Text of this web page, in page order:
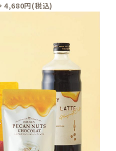
4,680円(税込)